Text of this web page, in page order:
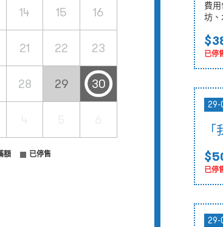
14 15 16
21 22 23
28 29 30
額 已停售
費
坊、
已停
29-
已停
29-